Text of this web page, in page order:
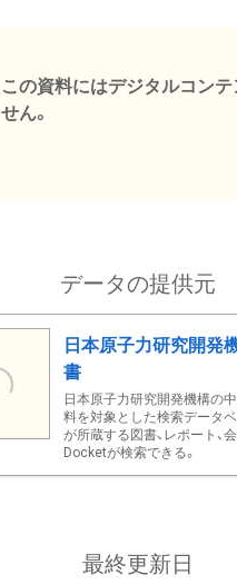
この資料にはデジタルコン
せん。
データの提供元
日本原子力研究開発
書
日本原子力研究開発機構の
料を対象とした検索データ
が所蔵する図書、レポート、会
Docketが検索できる。
最終更新日